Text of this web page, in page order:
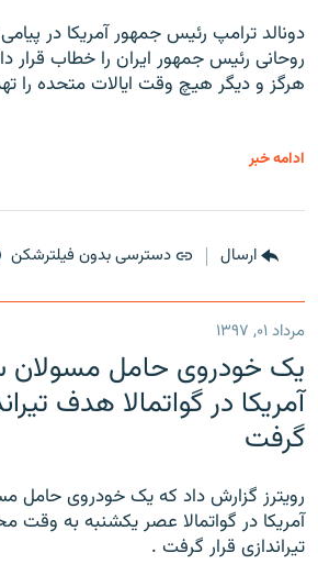
دونالد ترامپ رئیس جمهور آمریکا در
روحانی رئیس جمهور ایران را خطاب قرار
هرگز و دیگر هیچ وقت ایالات متحده را
ادامه خبر
ارسال دسترسی بدون فیلترشکن
مرداد ۰۱, ۱۳۹۷
یک خودروی حامل مسولان
آمریکا در گواتمالا هدف
گرفت
رویترز گزارش داد که یک خودروی حامل
آمریکا در گواتمالا عصر یکشنبه به
تیراندازی قرار گرفت .